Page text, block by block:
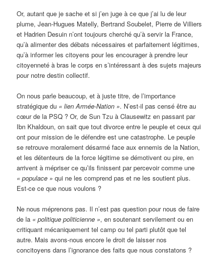
Or, autant que je sache et si j’en juge à ce que j’ai lu de leur
plume, Jean-Hugues Matelly, Bertrand Soubelet, Pierre de Villiers
et Hadrien Desuin n’ont toujours cherché qu’à servir la France,
qu’à alimenter des débats nécessaires et parfaitement légitimes,
qu’à informer les citoyens pour les encourager à prendre leur
citoyenneté à bras le corps en s’intéressant à des sujets majeurs
pour notre destin collectif.
On nous parle beaucoup, et à juste titre, de l’importance
stratégique du « lien Armée-Nation ». N’est-il pas censé être au
cœur de la PSQ ? Or, de Sun Tzu à Clausewitz en passant par
Ibn Khaldoun, on sait que tout divorce entre le peuple et ceux qui
ont pour mission de le défendre est une catastrophe. Le peuple
se retrouve moralement désarmé face aux ennemis de la Nation,
et les détenteurs de la force légitime se démotivent ou pire, en
arrivent à mépriser ce qu’ils finissent par percevoir comme une
« populace » qui ne les comprend pas et ne les soutient plus.
Est-ce ce que nous voulons ?
Ne nous méprenons pas. Il n’est pas question pour nous de faire
de la « politique politicienne », en soutenant servilement ou en
critiquant mécaniquement tel camp ou tel parti plutôt que tel
autre. Mais avons-nous encore le droit de laisser nos
concitoyens dans l’ignorance des faits que nous constatons ?